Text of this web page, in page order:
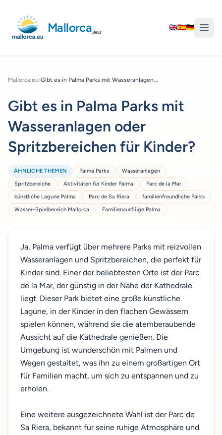
Mallorca.eu
🇬🇧🇪🇸🇩🇪
Mallorca.eu›Gibt es in Palma Parks mit Wasseranlagen...
Gibt es in Palma Parks mit
Wasseranlagen oder
Spritzbereichen für Kinder?
ÄHNLICHE THEMEN Palma Parks
Wasseranlagen
Spritzbereiche
Aktivitäten für Kinder Palma
Parc de la Mar
künstliche Lagune Palma
Parc de Sa Riera
familienfreundliche Parks
Wasser-Spielbereich Mallorca
Familienausflüge Palma
Ja, Palma verfügt über mehrere Parks mit reizvollen
Wasseranlagen und Spritzbereichen, die perfekt für
Kinder sind. Einer der beliebtesten Orte ist der Parc
de la Mar, der günstig in der Nähe der Kathedrale
liegt. Dieser Park bietet eine große künstliche
Lagune, in der Kinder in den flachen Gewässern
spielen können, während sie die atemberaubende
Aussicht auf die Kathedrale genießen. Die
Umgebung ist wunderschön mit Palmen und
Wegen gestaltet, was ihn zu einem großartigen Ort
für Familien macht, um sich zu entspannen und zu
erholen.
Eine weitere ausgezeichnete Wahl ist der Parc de
Sa Riera, bekannt für seine ruhige Atmosphäre und